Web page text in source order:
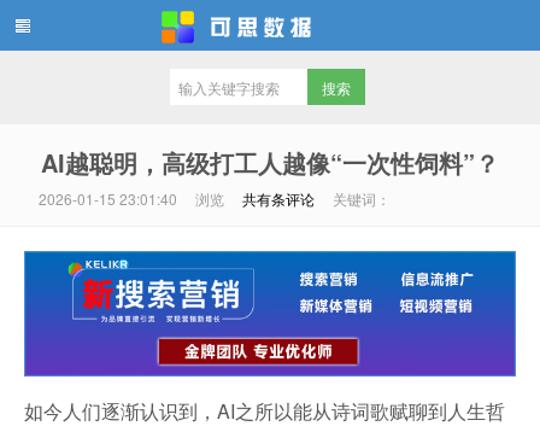
AI越聪明，高级打工人越像“一次性饲料”？
2026-01-15 23:01:40 浏览 共有条评论 关键词：
如今人们逐渐认识到，AI之所以能从诗词歌赋聊到人生哲